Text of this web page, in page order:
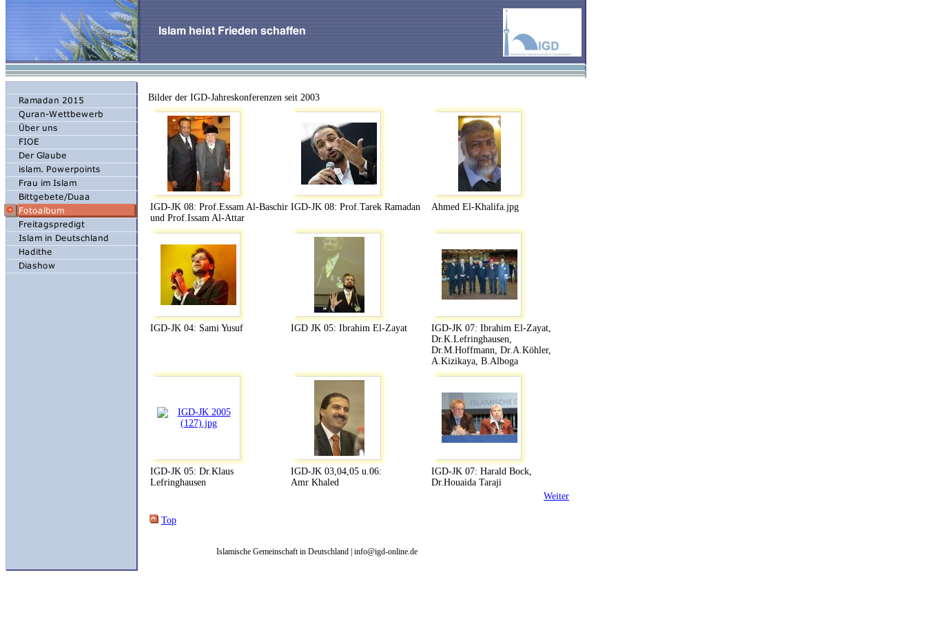
Bilder der IGD-Jahreskonferenzen seit 2003
IGD-JK 08: Prof.Essam Al-Baschir
und Prof.Issam Al-Attar
IGD-JK 08: Prof.Tarek Ramadan Ahmed El-Khalifa.jpg
IGD-JK 04: Sami Yusuf IGD JK 05: Ibrahim El-Zayat
IGD-JK 07: Ibrahim El-Zayat,
Dr.K.Lefringhausen,
Dr.M.Hoffmann, Dr.A.Köhler,
A.Kizikaya, B.Alboga
IGD-JK 05: Dr.Klaus
Lefringhausen
IGD-JK 03,04,05 u.06:
Amr Khaled
IGD-JK 07: Harald Bock,
Dr.Houaida Taraji
Weiter
Top
Islamische Gemeinschaft in Deutschland | info@igd-online.de